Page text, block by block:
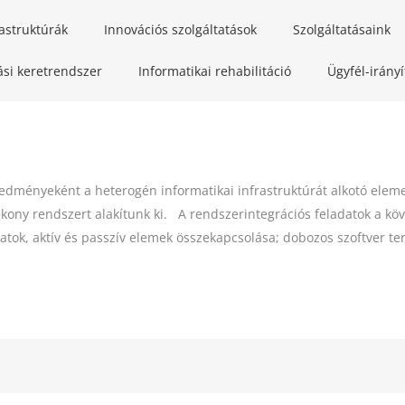
Innovációs szolgáltatások Szolgáltatásaink
keretrendszer Informatikai rehabilitáció Ügyfél-
a heterogén informatikai infrastruktúrát alkotó
rendszert alakítunk ki. A rendszerintegrációs feladatok a
aktív és passzív elemek összekapcsolása; dobozos szoftver